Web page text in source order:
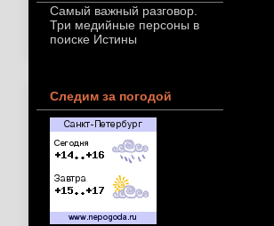
Самый важный разговор.
Три медийные персоны в
поиске Истины
Следим за погодой